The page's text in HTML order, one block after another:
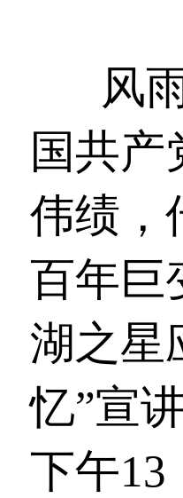
风
国共产
伟绩，
百年巨
湖之星
忆”宣
下午13